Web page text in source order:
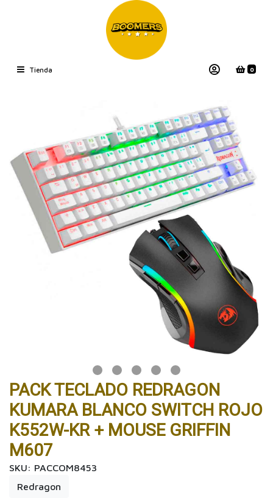
Tienda 0
PACK TECLADO REDRAGON
KUMARA BLANCO SWITCH ROJO
K552W-KR + MOUSE GRIFFIN
M607
SKU: PACCOM8453
Redragon